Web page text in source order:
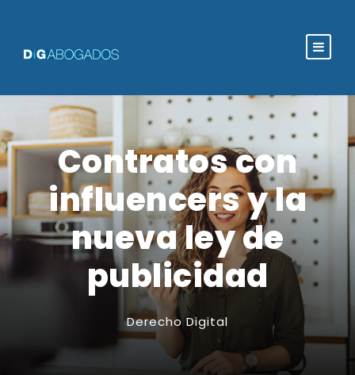
Contratos con
influencers y la
nueva ley de
publicidad
Derecho Digital